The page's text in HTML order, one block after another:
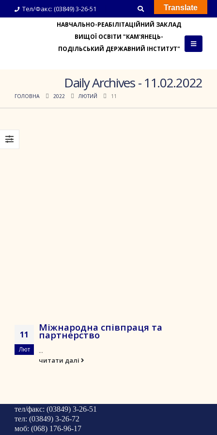
Тел/Факс: (03849) 3-26-51
НАВЧАЛЬНО-РЕАБІЛІТАЦІЙНИЙ ЗАКЛАД
ВИЩОЇ ОСВІТИ "КАМ'ЯНЕЦЬ-
ПОДІЛЬСЬКИЙ ДЕРЖАВНИЙ ІНСТИТУТ"
Daily Archives - 11.02.2022
ГОЛОВНА 2022 ЛЮТИЙ 11
11
Лют
Міжнародна співпраця та
партнерство
...
читати далі
тел/факс: (03849) 3-26-51
тел: (03849) 3-26-72
моб: (068) 176-96-17
Translate